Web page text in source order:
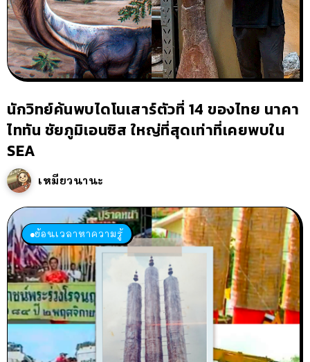
นักวิทย์ค้นพบไดโนเสาร์ตัวที่ 14 ของไทย นาคา
ไททัน ชัยภูมิเอนซิส ใหญ่ที่สุดเท่าที่เคยพบใน
SEA
เหมียวนานะ
ย้อนเวลาหาความรู้